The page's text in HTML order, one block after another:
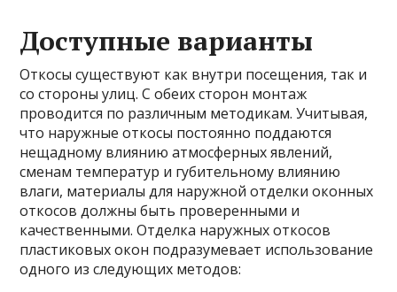
Доступные варианты
Откосы существуют как внутри посещения, так и
со стороны улиц. С обеих сторон монтаж
проводится по различным методикам. Учитывая,
что наружные откосы постоянно поддаются
нещадному влиянию атмосферных явлений,
сменам температур и губительному влиянию
влаги, материалы для наружной отделки оконных
откосов должны быть проверенными и
качественными. Отделка наружных откосов
пластиковых окон подразумевает использование
одного из следующих методов: